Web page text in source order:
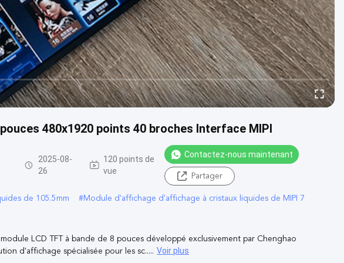
480x1920 points 40 broches Interface MIPI
2025-08-
26
120 points de
vue
Contactez-nous maintenant
Partager
de 105.5mm #Module d'affichage d'affichage à cristaux liquides de MIPI 7
LCD TFT à bande de 8 pouces développé exclusivement par Chenghao
d'affichage spécialisée pour les sc..... Voir plus